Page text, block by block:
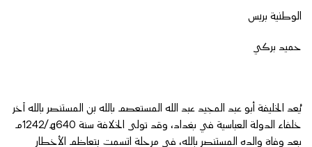
الوطنية بريس
حميد بركي
يُعد الخليفة أبو عبد المجيد عبد الله المستعصم بالله بن المستنصر بالله آخر
خلفاء الدولة العباسية في بغداد، وقد تولى الخلافة سنة 640هـ/1242م
بعد وفاة والده المستنصر بالله، في مرحلة اتسمت بتعاظم الأخطار